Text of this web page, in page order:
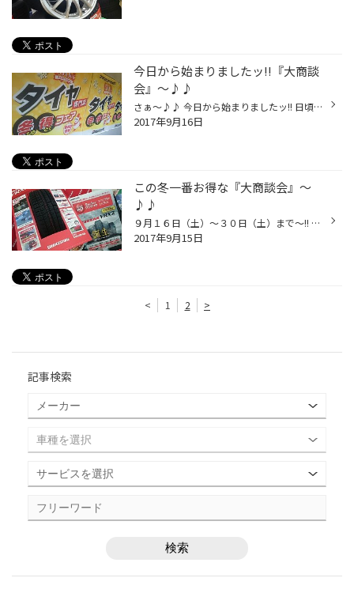
今日から始まりましたッ!!『大商談
会』～♪♪
さぁ～♪♪ 今日から始まりましたッ!! 日頃、ご愛顧いただいているお客様へ 感謝の気持ちを込めて～!! この冬一番お得な 『大商談会』 ～♪♪ 開店と同時に～!! たくさんご来店頂き、 ありがとうございましたッ!! 中には、WEBを見てご来店いただいた～ お客様もいらっしゃいましたッ!! ありがとうござい...
2017年9月16日
この冬一番お得な『大商談会』～
♪♪
９月１６日（土）～３０日（土）まで～!! 日頃のご愛顧いただいているお客様へ 感謝の気持ちを込めて～!! この冬一番お得な『 大商談会 』 開催しますッ!! 冬が近づいてくると・・・ タイヤが品薄になったりする可能性がございます。 『 今なら 』 ッ!! 性能やご予算に合わせてしっかり選べますッ!!...
2017年9月15日
< 1 2 >
記事検索